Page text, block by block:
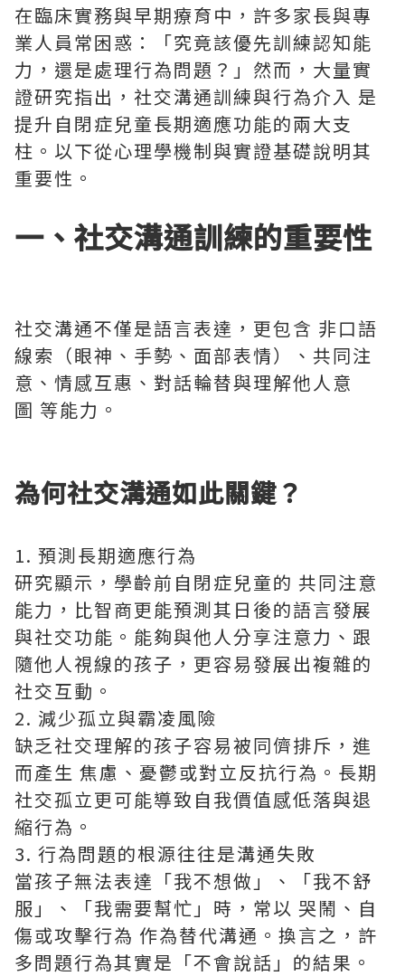
在臨床實務與早期療育中，許多家長與專
業人員常困惑：「究竟該優先訓練認知能
力，還是處理行為問題？」然而，大量實
證研究指出，社交溝通訓練與行為介入 是
提升自閉症兒童長期適應功能的兩大支
柱。以下從心理學機制與實證基礎說明其
重要性。
一、社交溝通訓練的重要性
社交溝通不僅是語言表達，更包含 非口語
線索（眼神、手勢、面部表情）、共同注
意、情感互惠、對話輪替與理解他人意
圖 等能力。
為何社交溝通如此關鍵？
1. 預測長期適應行為
研究顯示，學齡前自閉症兒童的 共同注意
能力，比智商更能預測其日後的語言發展
與社交功能。能夠與他人分享注意力、跟
隨他人視線的孩子，更容易發展出複雜的
社交互動。
2. 減少孤立與霸凌風險
缺乏社交理解的孩子容易被同儕排斥，進
而產生 焦慮、憂鬱或對立反抗行為。長期
社交孤立更可能導致自我價值感低落與退
縮行為。
3. 行為問題的根源往往是溝通失敗
當孩子無法表達「我不想做」、「我不舒
服」、「我需要幫忙」時，常以 哭鬧、自
傷或攻擊行為 作為替代溝通。換言之，許
多問題行為其實是「不會說話」的結果。